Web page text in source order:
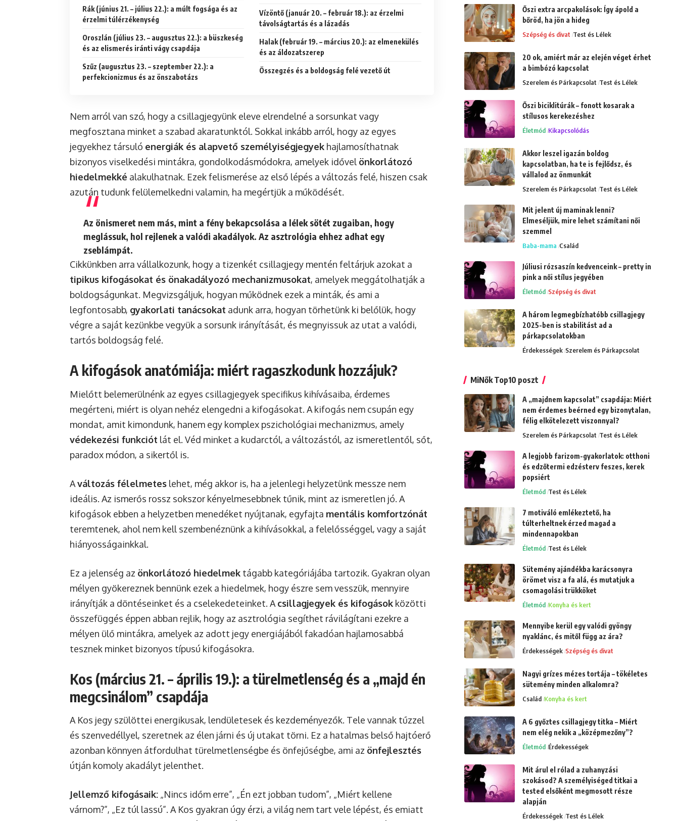
Rák (június 21. – július 22.): a múlt fogsága és az
érzelmi túlérzékenység
Oroszlán (július 23. – augusztus 22.): a büszkeség
és az elismerés iránti vágy csapdája
Szűz (augusztus 23. – szeptember 22.): a
perfekcionizmus és az önszabotázs
Vízöntő (január 20. – február 18.): az érzelmi
távolságtartás és a lázadás
Halak (február 19. – március 20.): az elmenekülés
és az áldozatszerep
Összegzés és a boldogság felé vezető út
Nem arról van szó, hogy a csillagjegyünk eleve elrendelné a sorsunkat vagy
megfosztana minket a szabad akaratunktól. Sokkal inkább arról, hogy az egyes
jegyekhez társuló energiák és alapvető személyiségjegyek hajlamosíthatnak
bizonyos viselkedési mintákra, gondolkodásmódokra, amelyek idővel önkorlátozó
hiedelmekké alakulhatnak. Ezek felismerése az első lépés a változás felé, hiszen csak
azután tudunk felülemelkedni valamin, ha megértjük a működését.
Az önismeret nem más, mint a fény bekapcsolása a lélek sötét zugaiban, hogy
meglássuk, hol rejlenek a valódi akadályok. Az asztrológia ehhez adhat egy
zseblámpát.
Cikkünkben arra vállalkozunk, hogy a tizenkét csillagjegy mentén feltárjuk azokat a
tipikus kifogásokat és önakadályozó mechanizmusokat, amelyek meggátolhatják a
boldogságunkat. Megvizsgáljuk, hogyan működnek ezek a minták, és ami a
legfontosabb, gyakorlati tanácsokat adunk arra, hogyan törhetünk ki belőlük, hogy
végre a saját kezünkbe vegyük a sorsunk irányítását, és megnyissuk az utat a valódi,
tartós boldogság felé.
A kifogások anatómiája: miért ragaszkodunk hozzájuk?
Mielőtt belemerülnénk az egyes csillagjegyek specifikus kihívásaiba, érdemes
megérteni, miért is olyan nehéz elengedni a kifogásokat. A kifogás nem csupán egy
mondat, amit kimondunk, hanem egy komplex pszichológiai mechanizmus, amely
védekezési funkciót lát el. Véd minket a kudarctól, a változástól, az ismeretlentől, sőt,
paradox módon, a sikertől is.
Aváltozás félelmetes lehet, még akkor is, ha a jelenlegi helyzetünk messze nem
ideális. Az ismerős rossz sokszor kényelmesebbnek tűnik, mint az ismeretlen jó. A
kifogások ebben a helyzetben menedéket nyújtanak, egyfajta mentális komfortzónát
teremtenek, ahol nem kell szembenéznünk a kihívásokkal, a felelősséggel, vagy a saját
hiányosságainkkal.
Ez a jelenség az önkorlátozó hiedelmek tágabb kategóriájába tartozik. Gyakran olyan
mélyen gyökereznek bennünk ezek a hiedelmek, hogy észre sem vesszük, mennyire
irányítják a döntéseinket és a cselekedeteinket. A csillagjegyek és kifogások közötti
összefüggés éppen abban rejlik, hogy az asztrológia segíthet rávilágítani ezekre a
mélyen ülő mintákra, amelyek az adott jegy energiájából fakadóan hajlamosabbá
tesznek minket bizonyos típusú kifogásokra.
Kos (március 21. – április 19.): a türelmetlenség és a „majd én
megcsinálom” csapdája
A Kos jegy szülöttei energikusak, lendületesek és kezdeményezők. Tele vannak tűzzel
és szenvedéllyel, szeretnek az élen járni és új utakat törni. Ez a hatalmas belső hajtóerő
azonban könnyen átfordulhat türelmetlenségbe és önfejűségbe, ami az önfejlesztés
útján komoly akadályt jelenthet.
Jellemző kifogásaik: „Nincs időm erre”, „Én ezt jobban tudom”, „Miért kellene
várnom?”, „Ez túl lassú”. A Kos gyakran úgy érzi, a világ nem tart vele lépést, és emiatt
Őszi extra arcpakolások: Így ápold a
bőröd, ha jön a hideg
Szépség és divat Test és Lélek
20 ok, amiért már az elején véget érhet
a bimbózó kapcsolat
Szerelem és Párkapcsolat Test és Lélek
Őszi biciklitúrák – fonott kosarak a
stílusos kerekezéshez
Életmód Kikapcsolódás
Akkor leszel igazán boldog
kapcsolatban, ha te is fejlődsz, és
vállalod az önmunkát
Szerelem és Párkapcsolat Test és Lélek
Mit jelent új maminak lenni?
Elmeséljük, mire lehet számítani női
szemmel
Baba-mama Család
Júliusi rózsaszín kedvenceink – pretty in
pink a női stílus jegyében
Életmód Szépség és divat
A három legmegbízhatóbb csillagjegy
2025-ben is stabilitást ad a
párkapcsolatokban
Érdekességek Szerelem és Párkapcsolat
MiNők Top10 poszt
A „majdnem kapcsolat” csapdája: Miért
nem érdemes beérned egy bizonytalan,
félig elkötelezett viszonnyal?
Szerelem és Párkapcsolat Test és Lélek
A legjobb farizom-gyakorlatok: otthoni
és edzőtermi edzésterv feszes, kerek
popsiért
Életmód Test és Lélek
7 motiváló emlékeztető, ha
túlterheltnek érzed magad a
mindennapokban
Életmód Test és Lélek
Sütemény ajándékba karácsonyra
örömet visz a fa alá, és mutatjuk a
csomagolási trükköket
Életmód Konyha és kert
Mennyibe kerül egy valódi gyöngy
nyaklánc, és mitől függ az ára?
Érdekességek Szépség és divat
Nagyi grízes mézes tortája – tökéletes
sütemény minden alkalomra?
Család Konyha és kert
A 6 győztes csillagjegy titka – Miért
nem elég nekik a „középmezőny”?
Életmód Érdekességek
Mit árul el rólad a zuhanyzási
szokásod? A személyiséged titkai a
tested elsőként megmosott része
alapján
Érdekességek Test és Lélek